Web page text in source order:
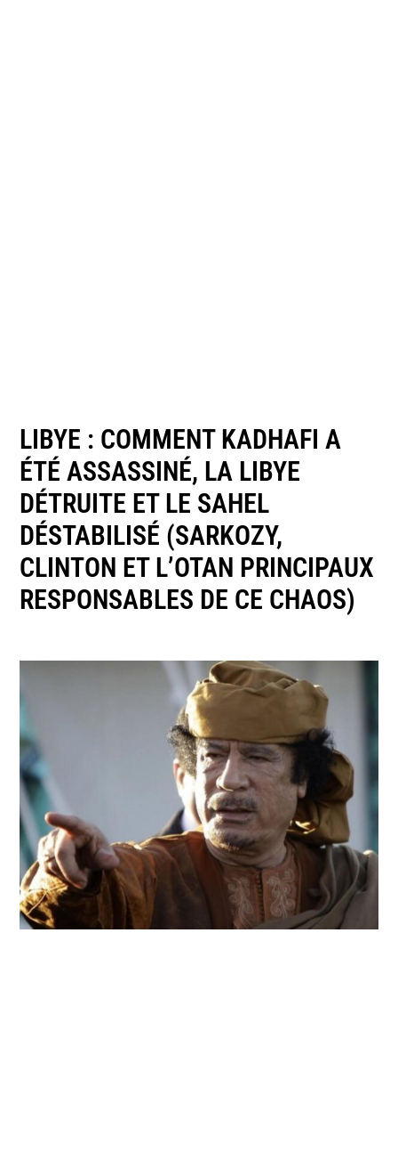
LIBYE : COMMENT KADHAFI A
ÉTÉ ASSASSINÉ, LA LIBYE
DÉTRUITE ET LE SAHEL
DÉSTABILISÉ (SARKOZY,
CLINTON ET L’OTAN PRINCIPAUX
RESPONSABLES DE CE CHAOS)